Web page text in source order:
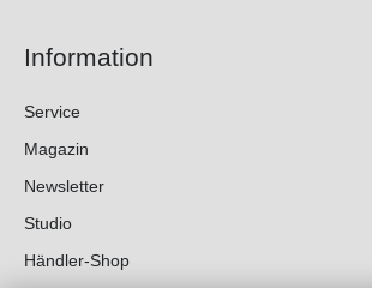
Information
Service
Magazin
Newsletter
Studio
Händler-Shop